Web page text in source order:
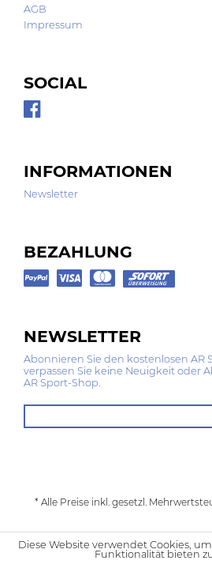
AGB
Impressum
SOCIAL
INFORMATIONEN
Newsletter
BEZAHLUNG
NEWSLETTER
Abonnieren Sie den kostenlosen AR
verpassen Sie keine Neuigkeit oder
AR Sport-Shop.
* Alle Preise inkl. gesetzl.
Diese Website verwendet Cookies,
Funktionalität bieten